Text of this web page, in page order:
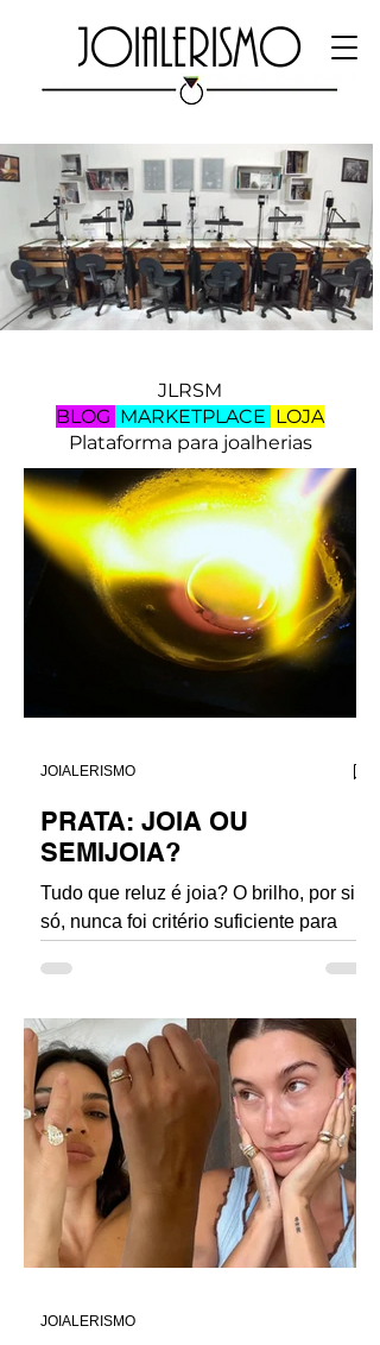
JOIALERISMO
JLRSM
BLOG MARKETPLACE LOJA
Plataforma para joalherias
PRATA: JOIA OU
SEMIJOIA?
Tudo que reluz é joia? O brilho, por si
só, nunca foi critério suficiente para
no imaginário coletivo, ele segue
hierarquia. Este artigo não nasce para
ditar regras, segregar práticas ou
estabelecer juízos de valor artístico. A
arte é livre, múltipla e legítima em
diferentes materiais, linguagens e
contextos. O que está em pauta aqui é,
exclusivamente, a composição do
material e o entendimento técnic
JOIALERISMO
JOIALERISMO